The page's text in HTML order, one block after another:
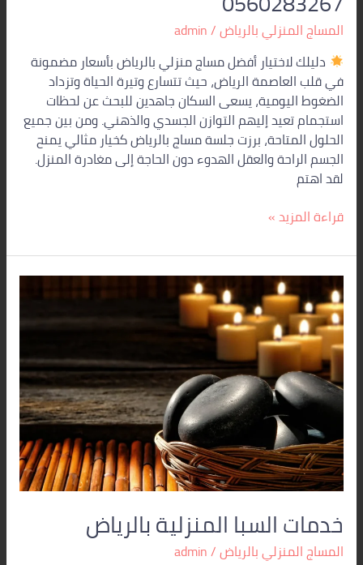
المساج المنزلي بالرياض/
admin
دليلك لاختيار أفضل مساج منزلي بالرياض بأسعار مضمونة
في قلب العاصمة الرياض، حيث تتسارع وتيرة الحياة وتزداد
الضغوط اليومية، يسعى السكان جاهدين للبحث عن لحظات
استجمام تعيد إليهم التوازن الجسدي والذهني. ومن بين جميع
الحلول المتاحة، برزت جلسة مساج بالرياض كخيار مثالي يمنح
الجسم الراحة والعقل الهدوء دون الحاجة إلى مغادرة المنزل.
لقد اهتم
قراءة المزيد »
خدمات السبا المنزلية بالرياض
المساج المنزلي بالرياض/
admin
خدمات
السبا
المنزلية
بالرياض